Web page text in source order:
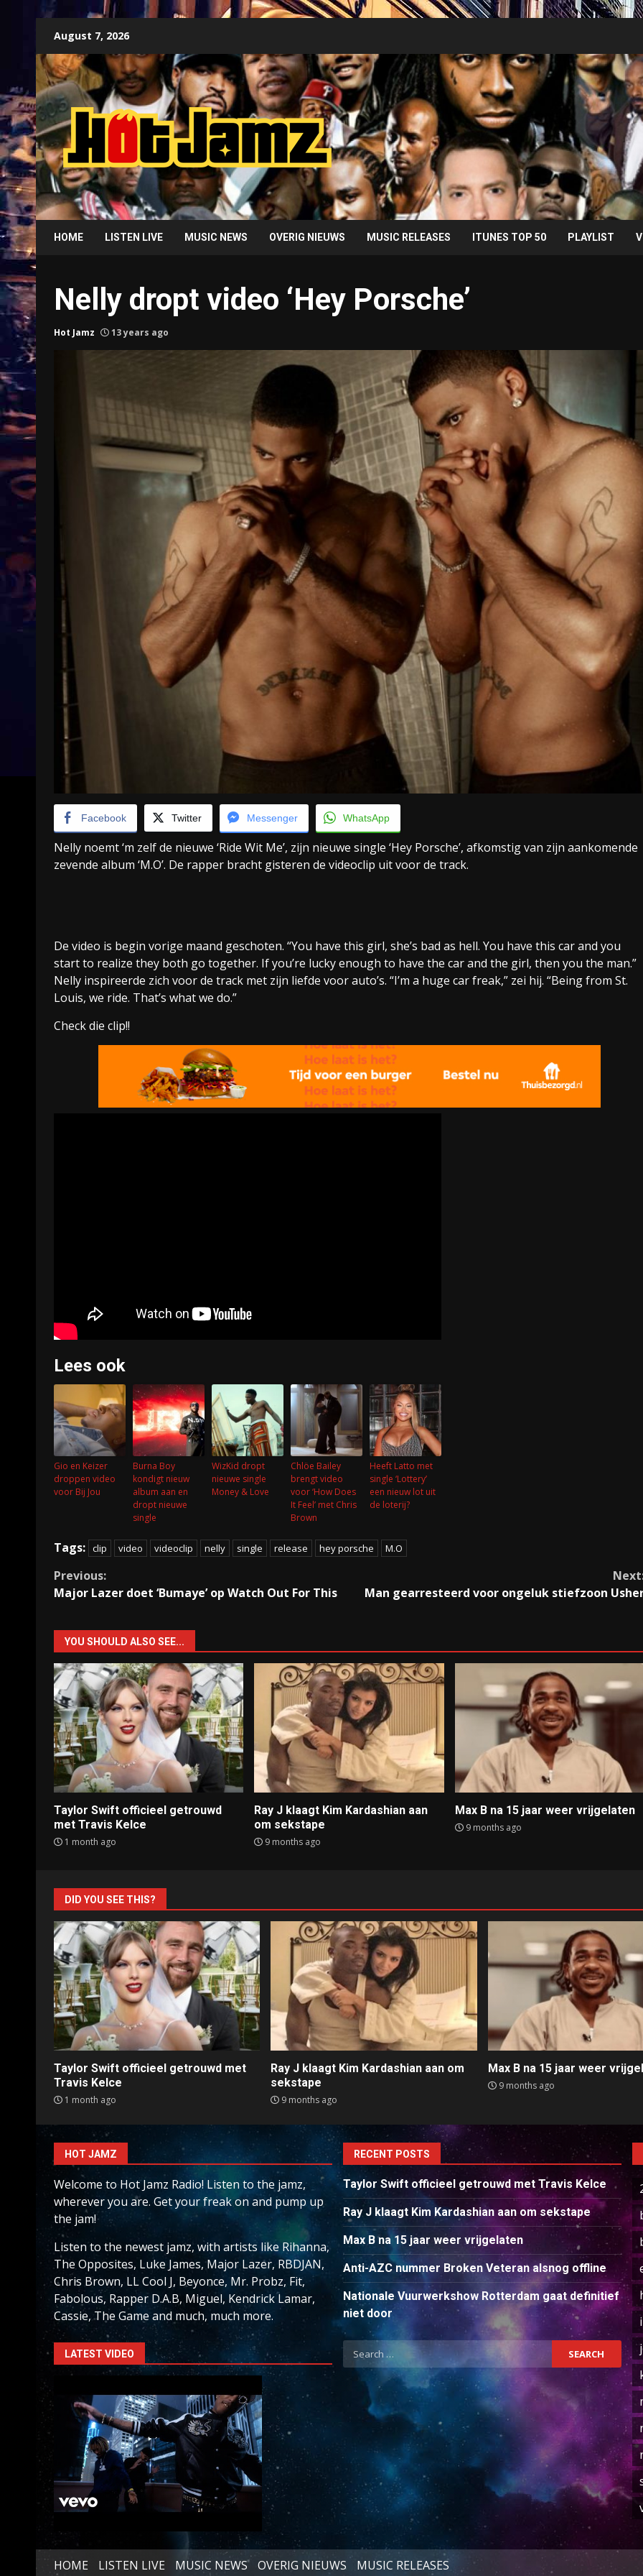
content
August 7, 2026
HOME LISTEN LIVE MUSIC NEWS OVERIG NIEUWS MUSIC RELEASES ITUNES TOP 50 PLAYLIST
Nelly dropt video ‘Hey Porsche’
Hot Jamz 13 years ago
Facebook Twitter Messenger WhatsApp
Nelly noemt ‘m zelf de nieuwe ‘Ride Wit Me’, zijn nieuwe single ‘Hey Porsche’, afkomstig van zijn aankomende
zevende album ‘M.O’. De rapper bracht gisteren de videoclip uit voor de track.
De video is begin vorige maand geschoten. “You have this girl, she’s bad as hell. You have this car and you
start to realize they both go together. If you’re lucky enough to have the car and the girl, then you the man.”
Nelly inspireerde zich voor de track met zijn liefde voor auto’s. “I’m a huge car freak,” zei hij. “Being from St.
Louis, we ride. That’s what we do.”
Check die clip!!
Lees ook
Gio en Keizer
droppen video
voor Bij Jou
Burna Boy
kondigt nieuw
album aan en
dropt nieuwe
single
WizKid dropt
nieuwe single
Money & Love
Chlöe Bailey
brengt video
voor ‘How Does
It Feel’ met Chris
Brown
Heeft Latto met
single ‘Lottery’
een nieuw lot uit
de loterij?
Tags: clip video videoclip nelly single release hey porsche M.O
Continue
Reading
Previous:
Major Lazer doet ‘Bumaye’ op Watch Out For This
Man gearresteerd voor ongeluk stiefzoon
YOU SHOULD ALSO SEE...
Taylor Swift officieel getrouwd
met Travis Kelce
1 month ago
Ray J klaagt Kim Kardashian aan
om sekstape
9 months ago
Max B na 15 jaar weer vrijgelaten
9 months ago
Treinkaartjes worden duurder,
abonnementen verdwijnen
9 months ago
Taylor Swift officieel getrouwd met Travis
Kelce
1 month ago
DID YOU SEE THIS?
Taylor Swift officieel getrouwd met
Travis Kelce
1 month ago
Ray J klaagt Kim Kardashian aan om
sekstape
9 months ago
Max B na 15 jaar weer
9 months ago
HOT JAMZ
Welcome to Hot Jamz Radio! Listen to the jamz,
wherever you are. Get your freak on and pump up
the jam!
Listen to the newest jamz, with artists like Rihanna,
The Opposites, Luke James, Major Lazer, RBDJAN,
Chris Brown, LL Cool J, Beyonce, Mr. Probz, Fit,
Fabolous, Rapper D.A.B, Miguel, Kendrick Lamar,
Cassie, The Game and much, much more.
LATEST VIDEO
RECENT POSTS
Taylor Swift officieel getrouwd met Travis Kelce
Ray J klaagt Kim Kardashian aan om sekstape
Max B na 15 jaar weer vrijgelaten
Anti-AZC nummer Broken Veteran alsnog offline
Nationale Vuurwerkshow Rotterdam gaat definitief
niet door
Search
for:
HOME LISTEN LIVE MUSIC NEWS OVERIG NIEUWS
MUSIC RELEASES